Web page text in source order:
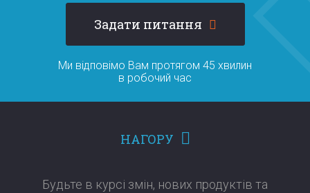
Задати питання
Ми відповімо Вам протягом 45 хвилин
в робочий час
НАГОРУ
Будьте в курсі змін, нових продуктів та